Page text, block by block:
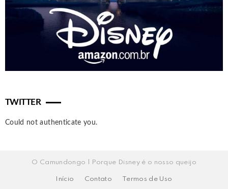
TWITTER
Could not authenticate you.
O Camundongo | Porque Disney é o nosso queijo
Início Contato Termos de Uso